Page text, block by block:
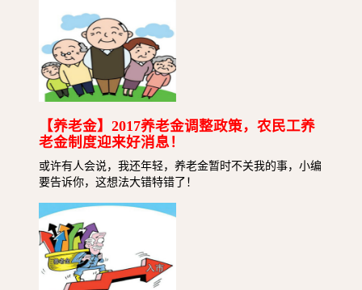
【养老金】2017养老金调整政策，农民工养
老金制度迎来好消息！
或许有人会说，我还年轻，养老金暂时不关我的事，小编
要告诉你，这想法大错特错了！